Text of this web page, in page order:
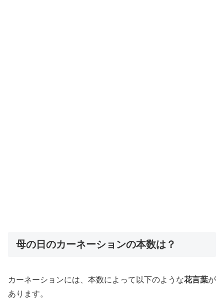
母の日のカーネーションの本数は？
カーネーションには、本数によって以下のような花言葉が
あります。